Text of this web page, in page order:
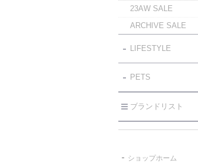
23AW SALE
ARCHIVE SALE
LIFESTYLE
PETS
ブランドリスト
ショップホーム